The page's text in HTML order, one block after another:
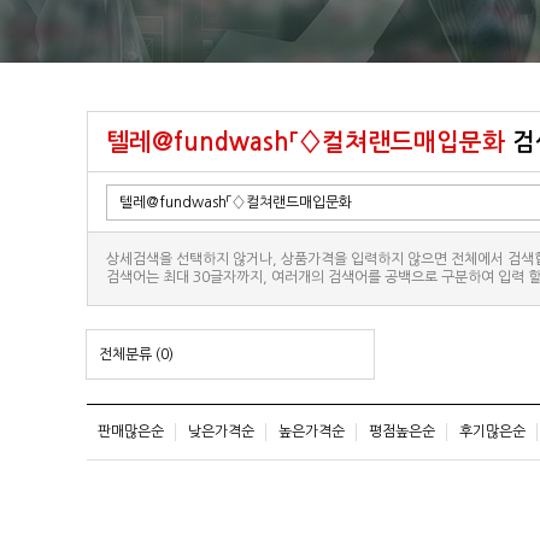
텔레@fundwash「♢컬쳐랜드매입문화
상세검색을 선택하지 않거나, 상품가격을 입력하지 않으면 전체에서 검색
검색어는 최대 30글자까지, 여러개의 검색어를 공백으로 구분하여 입력
전체분류 (0)
판매많은순 낮은가격순 높은가격순 평점높은순 후기많은순